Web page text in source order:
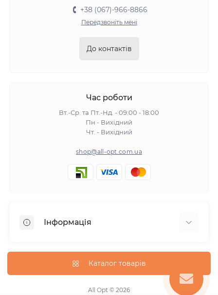
+38 (067)-966-8866
Передзвоніть мені
До контактів
Час роботи
Вт.-Ср. та Пт.-Нд. - 09:00 - 18:00
Пн - Вихідний
Чт. - Вихідний
shop@all-opt.com.ua
Інформація
Оплата та доставка
Повернення та обмін
Політика конфіденційності
Каталог товарів
All Opt © 2026